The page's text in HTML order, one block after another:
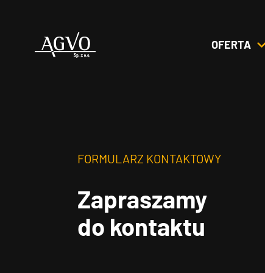
Header
OFERTA
FORMULARZ KONTAKTOWY
Zapraszamy
do kontaktu